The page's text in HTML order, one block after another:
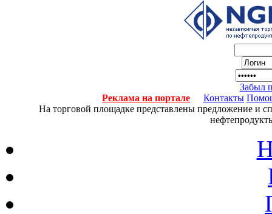
Забыл
Реклама на портале
Контакты
На торговой площадке представлены предложение и